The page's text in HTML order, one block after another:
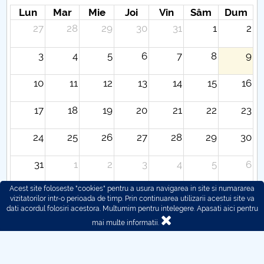
Hotarari Senat 27 aprilie 2020
Lun Mar Mie Joi Vin Sâm
Dum
27
28 29 30 31 1 2
3 4 5 6 7 8 9
10 11 12 13 14 15 16
17 18 19 20 21 22 23
24 25 26 27 28 29 30
31 1 2 3 4 5 6
Acest site foloseste "cookies" pentru a usura navigarea in site si numararea
vizitatorilor intr-o perioada de timp. Prin continuarea utilizarii acestui site va
dati acordul folosiri acestora. Multumim pentru intelegere. Apasati aici pentru
mai multe informatii.